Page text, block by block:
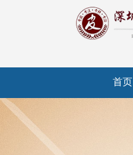
首页